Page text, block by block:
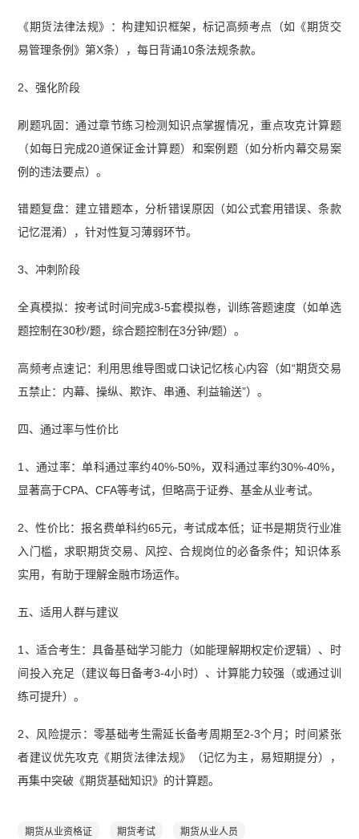
《期货法律法规》：构建知识框架，标记高频考点（如《期货交
易管理条例》第X条），每日背诵10条法规条款。
2、强化阶段
刷题巩固：通过章节练习检测知识点掌握情况，重点攻克计算题
（如每日完成20道保证金计算题）和案例题（如分析内幕交易案
例的违法要点）。
错题复盘：建立错题本，分析错误原因（如公式套用错误、条款
记忆混淆），针对性复习薄弱环节。
3、冲刺阶段
全真模拟：按考试时间完成3-5套模拟卷，训练答题速度（如单选
题控制在30秒/题，综合题控制在3分钟/题）。
高频考点速记：利用思维导图或口诀记忆核心内容（如“期货交易
五禁止：内幕、操纵、欺诈、串通、利益输送”）。
四、通过率与性价比
1、通过率：单科通过率约40%-50%，双科通过率约30%-40%，
显著高于CPA、CFA等考试，但略高于证券、基金从业考试。
2、性价比：报名费单科约65元，考试成本低；证书是期货行业准
入门槛，求职期货交易、风控、合规岗位的必备条件；知识体系
实用，有助于理解金融市场运作。
五、适用人群与建议
1、适合考生：具备基础学习能力（如能理解期权定价逻辑）、时
间投入充足（建议每日备考3-4小时）、计算能力较强（或通过训
练可提升）。
2、风险提示：零基础考生需延长备考周期至2-3个月；时间紧张
者建议优先攻克《期货法律法规》（记忆为主，易短期提分），
再集中突破《期货基础知识》的计算题。
期货从业资格证 期货考试 期货从业人员